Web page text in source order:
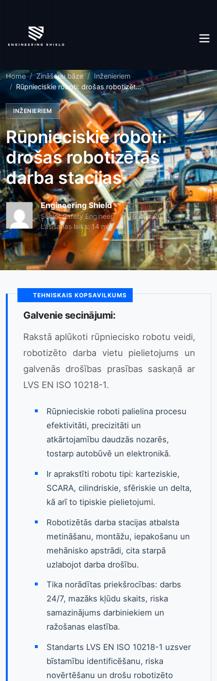
Home Zināšanu bāze
Inženieriem
Rūpnieciskie roboti: drošas robotizēt...
INŽENIERIEM
Rūpnieciskie roboti:
drošas robotizētās
darba stacijas
Engineering Shield
Senior Safety Engineer
16 jūlijs 2024
Lasīšanas laiks: 14 min
TEHNISKAIS KOPSAVILKUMS
Galvenie secinājumi:
Rakstā aplūkoti rūpniecisko robotu veidi,
robotizēto darba vietu pielietojums un
galvenās drošības prasības saskaņā ar
LVS EN ISO 10218-1.
Rūpnieciskie roboti palielina procesu
efektivitāti, precizitāti un
atkārtojamību daudzās nozarēs,
tostarp autobūvē un elektronikā.
Ir aprakstīti robotu tipi: karteziskie,
SCARA, cilindriskie, sfēriskie un delta,
kā arī to tipiskie pielietojumi.
Robotizētās darba stacijas atbalsta
metināšanu, montāžu, iepakošanu un
mehānisko apstrādi, cita starpā
uzlabojot darba drošību.
Tika norādītas priekšrocības: darbs
24/7, mazāks kļūdu skaits, riska
samazinājums darbiniekiem un
ražošanas elastība.
Standarts LVS EN ISO 10218-1 uzsver
bīstamību identificēšanu, riska
novērtēšanu un drošu robotizēto